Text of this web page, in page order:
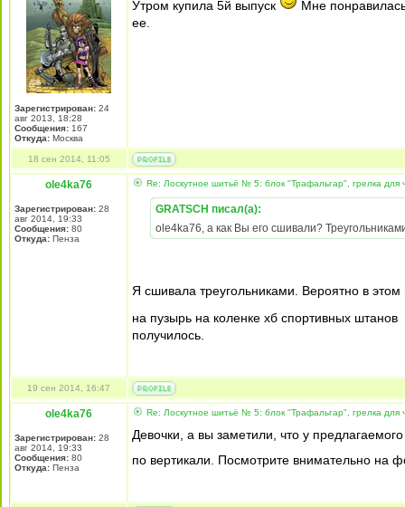
Зарегистрирован: 24
авг 2013, 18:28
Сообщения: 167
Откуда: Москва
Утром купила 5й выпуск
Мне
ее.
18 сен 2014, 11:05
ole4ka76
Зарегистрирован: 28
авг 2014, 19:33
Сообщения: 80
Откуда: Пенза
Re: Лоскутное шитьё № 5: блок "Трафальгар", грелка для
GRATSCH писал(а):
ole4ka76, а как Вы его сшивали?
Я сшивала треугольниками. Вероятно в
на пузырь на коленке хб спортивных штанов
получилось.
19 сен 2014, 16:47
ole4ka76
Зарегистрирован: 28
авг 2014, 19:33
Сообщения: 80
Откуда: Пенза
Re: Лоскутное шитьё № 5: блок "Трафальгар", грелка для
Девочки, а вы заметили, что у
по вертикали. Посмотрите внимательно на